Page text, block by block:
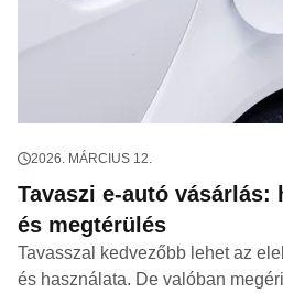
2026. MÁRCIUS 12.
Tavaszi e-autó vásárlás:
és megtérülés
Tavasszal kedvezőbb lehet az
és használata. De valóban